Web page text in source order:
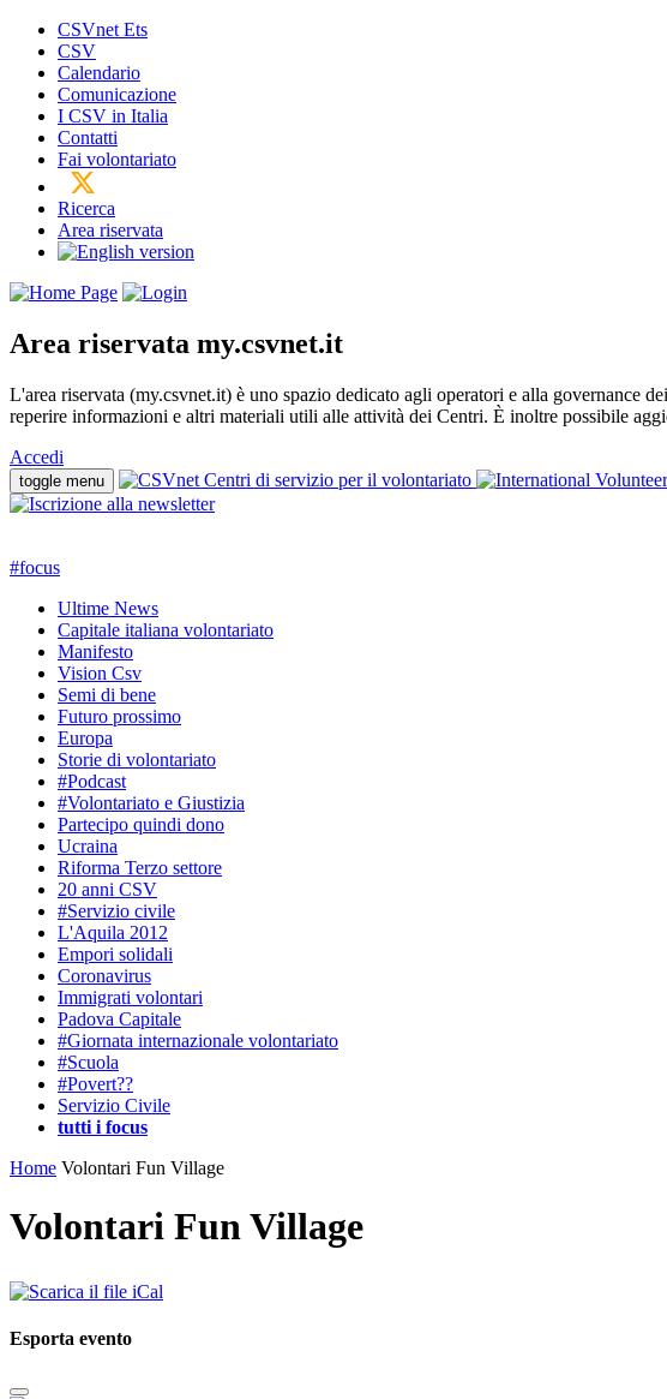
CSVnet Ets
CSV
Calendario
Comunicazione
I CSV in Italia
Contatti
Fai volontariato
Ricerca
Area riservata
Area riservata my.csvnet.it
L'area riservata (my.csvnet.it) è uno spazio dedicato agli operatori e alla governance
reperire informazioni e altri materiali utili alle attività dei Centri. È inoltre possibile
Accedi
toggle menu
#focus
Ultime News
Capitale italiana volontariato
Manifesto
Vision Csv
Semi di bene
Futuro prossimo
Europa
Storie di volontariato
#Podcast
#Volontariato e Giustizia
Partecipo quindi dono
Ucraina
Riforma Terzo settore
20 anni CSV
#Servizio civile
L'Aquila 2012
Empori solidali
Coronavirus
Immigrati volontari
Padova Capitale
#Giornata internazionale volontariato
#Scuola
#Povert??
Servizio Civile
tutti i focus
Home Volontari Fun Village
Volontari Fun Village
Esporta evento